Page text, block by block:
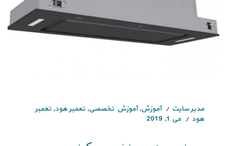
مدیر سایت آموزش,آموزش تخصصی, تعمیر هود, تعمیر
هود
می 1, 2019